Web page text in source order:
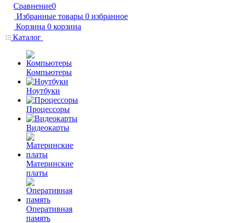
Сравнение0
Избранные товары 0 избранное
Корзина 0 корзина
Каталог
Компьютеры
Ноутбуки
Процессоры
Видеокарты
Материнские
платы
Оперативная
память